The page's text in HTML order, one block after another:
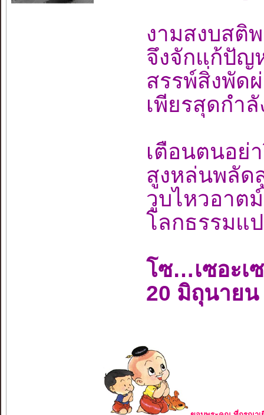
งามสงบส
จึงจักแก้ปั
สรรพ์สิ่งพัด
เพียรสุดกำ
เตือนตนอ
สูงหล่นพลั
วูบไหวอาต
โลกธรรมแ
โซ…เซอะเ
20 มิถุนายน